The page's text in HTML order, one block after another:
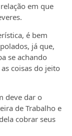
em que
é bem
já que,
se achando
coisas do jeito
deve dar o
de Trabalho e
cobrar seus